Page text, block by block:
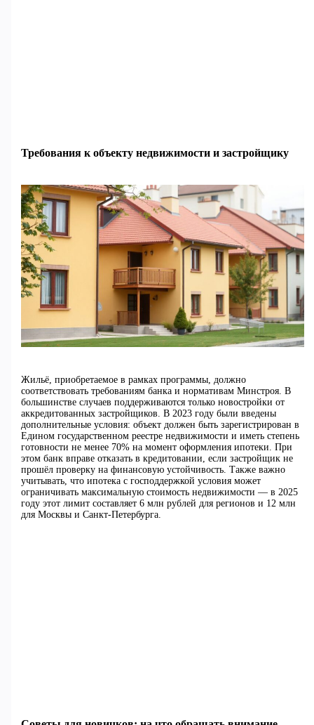
Требования к объекту недвижимости и застройщику
Жильё, приобретаемое в рамках программы, должно
соответствовать требованиям банка и нормативам Минстроя. В
большинстве случаев поддерживаются только новостройки от
аккредитованных застройщиков. В 2023 году были введены
дополнительные условия: объект должен быть зарегистрирован в
Едином государственном реестре недвижимости и иметь степень
готовности не менее 70% на момент оформления ипотеки. При
этом банк вправе отказать в кредитовании, если застройщик не
прошёл проверку на финансовую устойчивость. Также важно
учитывать, что ипотека с господдержкой условия может
ограничивать максимальную стоимость недвижимости — в 2025
году этот лимит составляет 6 млн рублей для регионов и 12 млн
для Москвы и Санкт-Петербурга.